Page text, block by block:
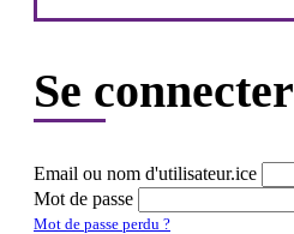
Se connecter
Email ou nom d'utilisateur.ice
Mot de passe
Mot de passe perdu ?